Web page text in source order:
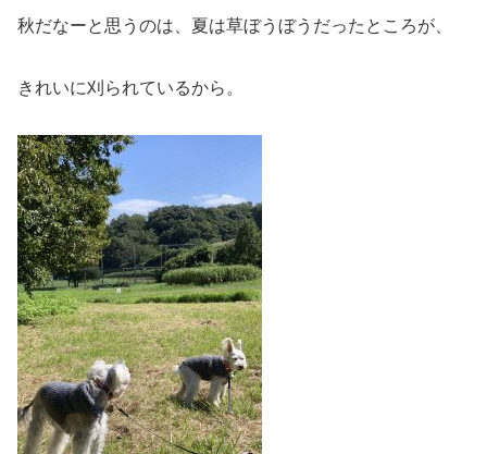
秋だなーと思うのは、夏は草ぼうぼうだったところが、
きれいに刈られているから。